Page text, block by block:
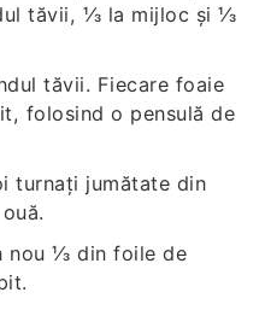
tăvii, ⅓ la mijloc și ⅓
tăvii. Fiecare foaie
folosind o pensulă de
turnați jumătate din
nou ⅓ din foile de